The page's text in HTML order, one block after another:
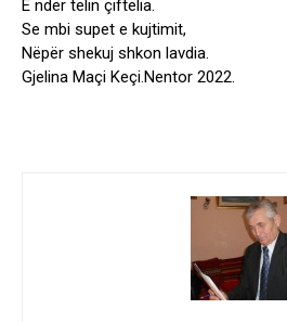
E nder telin çiftelia.
Se mbi supet e kujtimit,
Nëpër shekuj shkon lavdia.
Gjelina Maçi Keçi.Nentor 2022.